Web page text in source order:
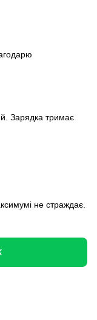
Зарядка тримає
не страждає.